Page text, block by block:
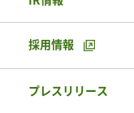
採用情報
プレスリリース